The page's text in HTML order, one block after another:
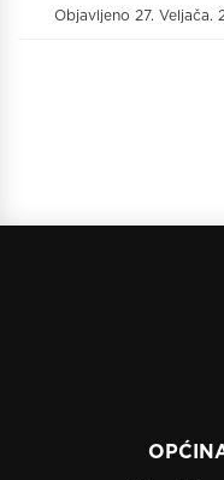
Objavljeno 27. Veljača.